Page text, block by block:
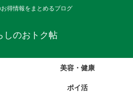
得情報をまとめるブログ
しのおトク帖
美容・健康
ポイ活